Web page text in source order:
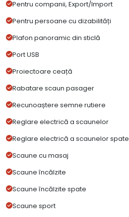
Pentru companii, Export/Import
Pentru persoane cu dizabilități
Plafon panoramic din sticlă
Port USB
Proiectoare ceață
Rabatare scaun pasager
Recunoaștere semne rutiere
Reglare electrică a scaunelor
Reglare electrică a scaunelor spate
Scaune cu masaj
Scaune încălzite
Scaune încălzite spate
Scaune sport